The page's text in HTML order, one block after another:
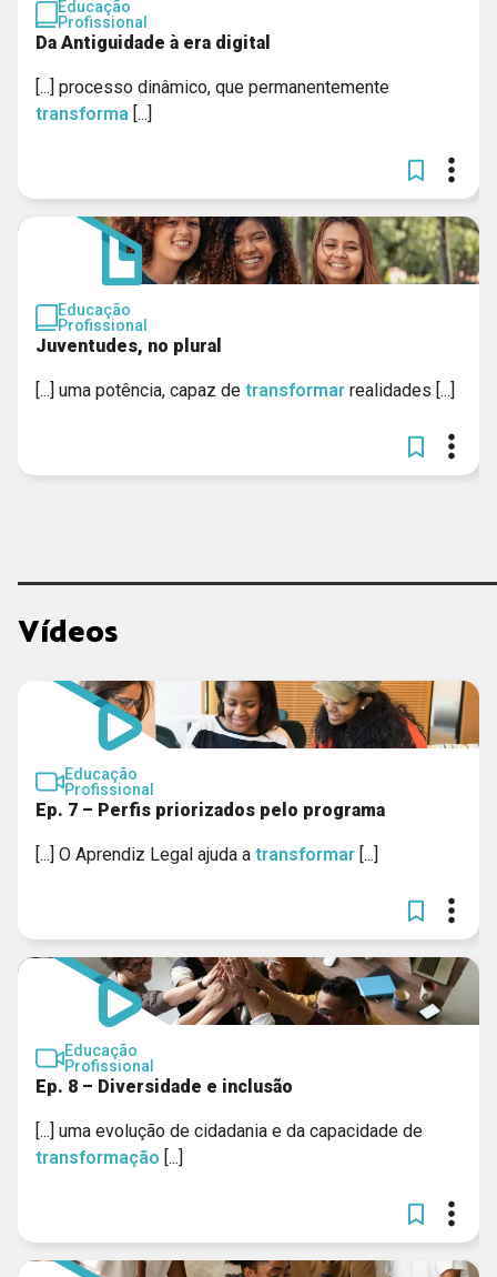
Educação
Profissional
Da Antiguidade à era digital
[...] processo dinâmico, que permanentemente
transforma [...]
Educação
Profissional
Juventudes, no plural
[...] uma potência, capaz de transformar realidades [...]
Vídeos
Educação
Profissional
Ep. 7 – Perfis priorizados pelo programa
[...] O Aprendiz Legal ajuda a transformar [...]
Educação
Profissional
Ep. 8 – Diversidade e inclusão
[...] uma evolução de cidadania e da capacidade de
transformação [...]